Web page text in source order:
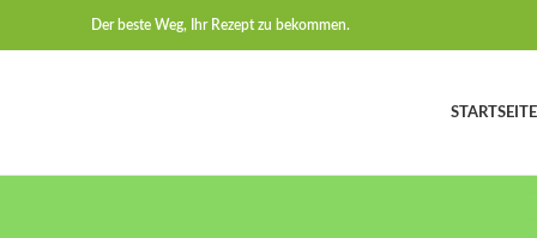
Der beste Weg, Ihr Rezept zu bekommen.
STARTSEITE